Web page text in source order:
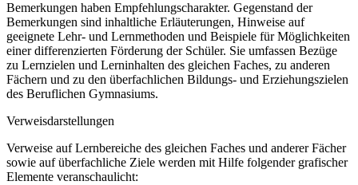
Bemerkungen haben Empfehlungscharakter. Gegenstand der
Bemerkungen sind inhaltliche Erläuterungen, Hinweise auf
geeignete Lehr- und Lernmethoden und Beispiele für Möglichkeiten
einer differenzierten Förderung der Schüler. Sie umfassen Bezüge
zu Lernzielen und Lerninhalten des gleichen Faches, zu anderen
Fächern und zu den überfachlichen Bildungs- und Erziehungszielen
des Beruflichen Gymnasiums.
Verweisdarstellungen
Verweise auf Lernbereiche des gleichen Faches und anderer Fächer
sowie auf überfachliche Ziele werden mit Hilfe folgender grafischer
Elemente veranschaulicht: